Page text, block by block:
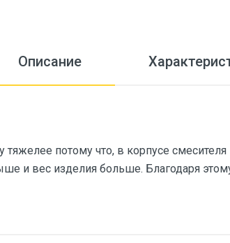
Описание
тяжелее потому что, в корпусе
и вес изделия больше. Благодаря